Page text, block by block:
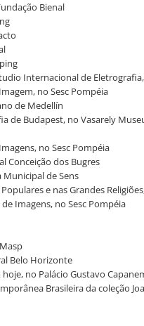
Bienal
Internacional de
no Sesc Pompéia
de Medellín
de Budapest, no Vasarely
no Sesc Pompéia
Conceição dos Bugres
Municipal de Sens
e nas Grandes
de Imagens, no Sesc Pompéia
Belo Horizonte
hoje, no Palácio Gustavo
Brasileira da coleção